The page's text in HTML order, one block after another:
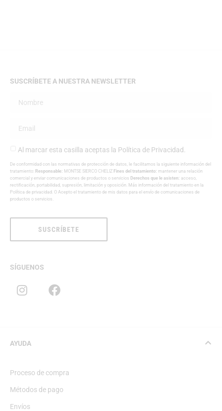
SUSCRÍBETE A NUESTRA NEWSLETTER
Al marcar esta casilla aceptas la Política de Privacidad
De conformidad con las normativas de protección de datos, le facilitamos la siguiente información del
tratamiento: Responsable: MONTSE SIERCO CHELIZ Fines del tratamiento: mantener una relación
comercial y enviar comunicaciones de productos o servicios Derechos que le asisten: acceso,
rectificación, portabilidad, supresión, limitación y oposición. Más información del tratamiento en la
Política de privacidad . O Acepto el tratamiento de mis datos para el envío de comunicaciones de
productos o servicios.
SUSCRÍBETE
SÍGUENOS
AYUDA
Proceso de compra
Métodos de pago
Envíos